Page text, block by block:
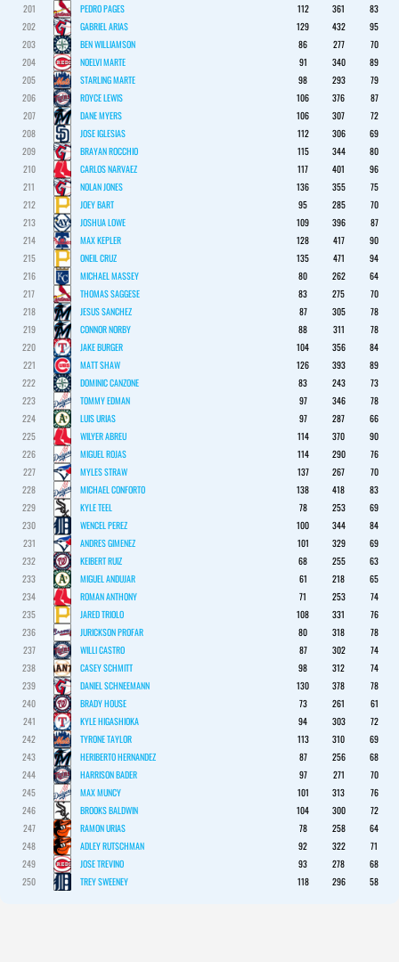
201
PEDRO PAGES 112 361
83
202
GABRIEL ARIAS 129 432
95
203
BEN WILLIAMSON 86 277
70
204
NOELVI MARTE 91 340
89
205
STARLING MARTE 98 293
79
206
ROYCE LEWIS 106 376
87
207
DANE MYERS 106 307
72
208
JOSE IGLESIAS 112 306
69
209
BRAYAN ROCCHIO 115 344
80
210
CARLOS NARVAEZ 117 401
96
211
NOLAN JONES 136 355
75
212
JOEY BART 95 285
70
213
JOSHUA LOWE 109 396
87
214
MAX KEPLER 128 417
90
215
ONEIL CRUZ 135 471
94
216
MICHAEL MASSEY 80 262
64
217
THOMAS SAGGESE 83 275
70
218
JESUS SANCHEZ 87 305
78
219
CONNOR NORBY 88 311
78
220
JAKE BURGER 104 356
84
221
MATT SHAW 126 393
89
222
DOMINIC CANZONE 83 243
73
223
TOMMY EDMAN 97 346
78
224
LUIS URIAS 97 287
66
225
WILYER ABREU 114 370
90
226
MIGUEL ROJAS 114 290
76
227
MYLES STRAW 137 267
70
228
MICHAEL CONFORTO 138 418
83
229
KYLE TEEL 78 253
69
230
WENCEL PEREZ 100 344
84
231
ANDRES GIMENEZ 101 329
69
232
KEIBERT RUIZ 68 255
63
233
MIGUEL ANDUJAR 61 218
65
234
ROMAN ANTHONY 71 253
74
235
JARED TRIOLO 108 331
76
236
JURICKSON PROFAR 80 318
78
237
WILLI CASTRO 87 302
74
238
CASEY SCHMITT 98 312
74
239
DANIEL SCHNEEMANN 130 378
78
240
BRADY HOUSE 73 261
61
241
KYLE HIGASHIOKA 94 303
72
242
TYRONE TAYLOR 113 310
69
243
HERIBERTO HERNANDEZ 87 256
68
244
HARRISON BADER 97 271
70
245
MAX MUNCY 101 313
76
246
BROOKS BALDWIN 104 300
72
247
RAMON URIAS 78 258
64
248
ADLEY RUTSCHMAN 92 322
71
249
JOSE TREVINO 93 278
68
250
TREY SWEENEY 118 296 58